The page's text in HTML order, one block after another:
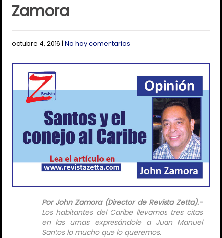
Zamora
octubre 4, 2016 |No hay comentarios
Por John Zamora (Director de Revista Zetta).-
Los habitantes del Caribe llevamos tres citas
en las urnas expresándole a Juan Manuel
Santos lo mucho que lo queremos.